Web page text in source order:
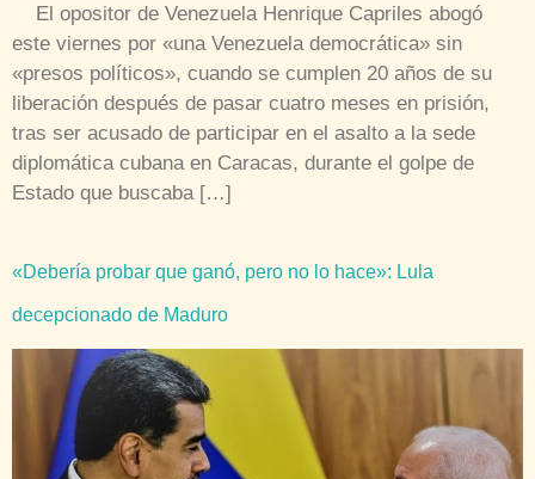
El opositor de Venezuela Henrique Capriles abogó
este viernes por «una Venezuela democrática» sin
«presos políticos», cuando se cumplen 20 años de su
liberación después de pasar cuatro meses en prisión,
tras ser acusado de participar en el asalto a la sede
diplomática cubana en Caracas, durante el golpe de
Estado que buscaba […]
«Debería probar que ganó, pero no lo hace»: Lula
decepcionado de Maduro